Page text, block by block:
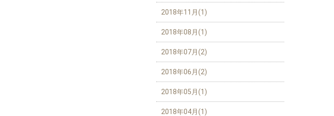
2018年11月(1)
2018年08月(1)
2018年07月(2)
2018年06月(2)
2018年05月(1)
2018年04月(1)